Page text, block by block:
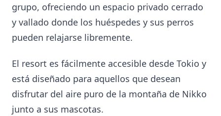
grupo, ofreciendo un espacio privado cerrado
y vallado donde los huéspedes y sus perros
pueden relajarse libremente.
El resort es fácilmente accesible desde Tokio y
está diseñado para aquellos que desean
disfrutar del aire puro de la montaña de Nikko
junto a sus mascotas.